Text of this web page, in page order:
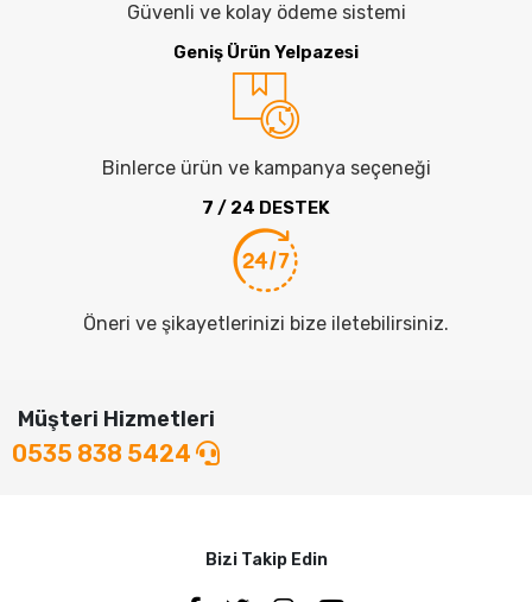
Güvenli ve kolay ödeme sistemi
Geniş Ürün Yelpazesi
Binlerce ürün ve kampanya seçeneği
7 / 24 DESTEK
Öneri ve şikayetlerinizi bize iletebilirsiniz.
Müşteri Hizmetleri
0535 838 5424
Bizi Takip Edin